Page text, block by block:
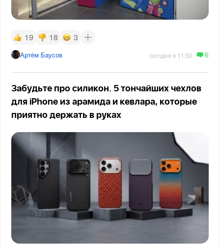
19 18 3
Артём Баусов сегодня в 11:50 6
Забудьте про силикон. 5 тончайших чехлов
для iPhone из арамида и кевлара, которые
приятно держать в руках